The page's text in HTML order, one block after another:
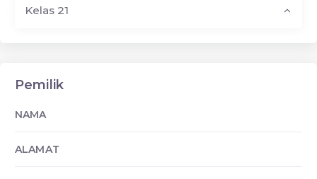
Kelas 21
Pemilik
NAMA
ALAMAT